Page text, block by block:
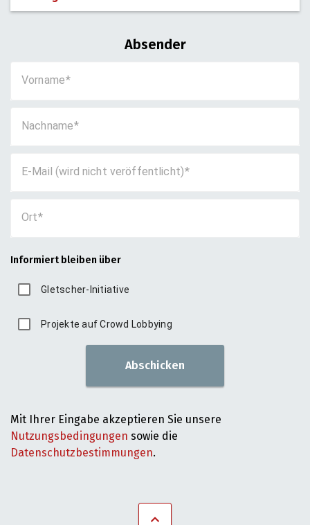
Absender
Vorname
Nachname
E-Mail (wird nicht veröffentlicht)
Ort
Informiert bleiben über
Gletscher-Initiative
Projekte auf Crowd Lobbying
Abschicken
Mit Ihrer Eingabe akzeptieren Sie unsere
Nutzungsbedingungen sowie die
Datenschutzbestimmungen.